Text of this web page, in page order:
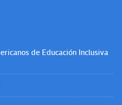
de Educación Inclusiva